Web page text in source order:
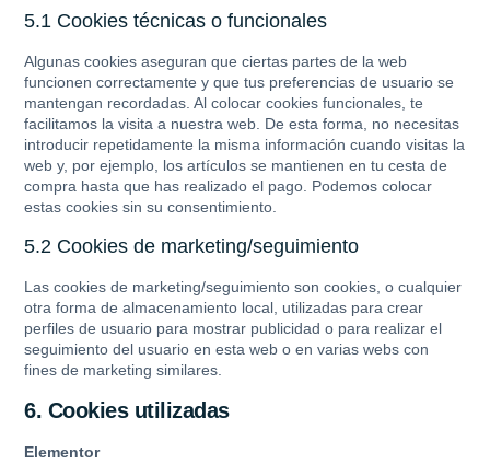
5.1 Cookies técnicas o funcionales
Algunas cookies aseguran que ciertas partes de la web
funcionen correctamente y que tus preferencias de usuario se
mantengan recordadas. Al colocar cookies funcionales, te
facilitamos la visita a nuestra web. De esta forma, no necesitas
introducir repetidamente la misma información cuando visitas la
web y, por ejemplo, los artículos se mantienen en tu cesta de
compra hasta que has realizado el pago. Podemos colocar
estas cookies sin su consentimiento.
5.2 Cookies de marketing/seguimiento
Las cookies de marketing/seguimiento son cookies, o cualquier
otra forma de almacenamiento local, utilizadas para crear
perfiles de usuario para mostrar publicidad o para realizar el
seguimiento del usuario en esta web o en varias webs con
fines de marketing similares.
6. Cookies utilizadas
Elementor